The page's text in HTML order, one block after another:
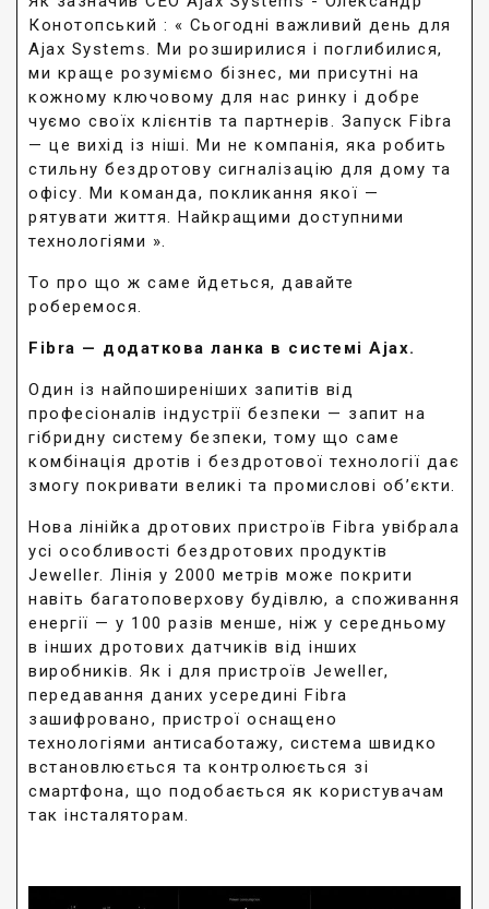
Конотопський : « Сьогодні важливий день для
Ajax Systems. Ми розширилися і поглибилися,
ми краще розуміємо бізнес, ми присутні на
кожному ключовому для нас ринку і добре
чуємо своїх клієнтів та партнерів. Запуск Fibra
— це вихід із ніші. Ми не компанія, яка робить
стильну бездротову сигналізацію для дому та
офісу. Ми команда, покликання якої —
рятувати життя. Найкращими доступними
технологіями ».
То про що ж саме йдеться, давайте
роберемося.
Fibra — додаткова ланка в системі Ajax.
Один із найпоширеніших запитів від
професіоналів індустрії безпеки — запит на
гібридну систему безпеки, тому що саме
комбінація дротів і бездротової технології дає
змогу покривати великі та промислові об’єкти.
Нова лінійка дротових пристроїв Fibra увібрала
усі особливості бездротових продуктів
Jeweller. Лінія у 2000 метрів може покрити
навіть багатоповерхову будівлю, а споживання
енергії — у 100 разів менше, ніж у середньому
в інших дротових датчиків від інших
виробників. Як і для пристроїв Jeweller,
передавання даних усередині Fibra
зашифровано, пристрої оснащено
технологіями антисаботажу, система швидко
встановлюється та контролюється зі
смартфона, що подобається як користувачам
так інсталяторам.